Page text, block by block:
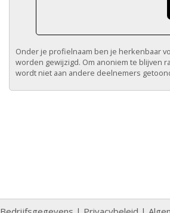
Onder je profielnaam ben je herkenbaar
worden gewijzigd. Om anoniem te blijven
wordt niet aan andere deelnemers